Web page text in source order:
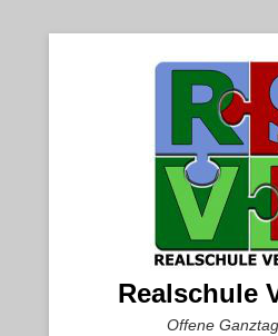
Realschule
Offene